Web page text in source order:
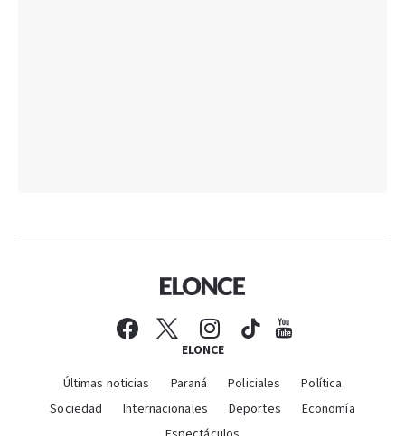
ELONCE
Últimas noticias Paraná Policiales
Política
Sociedad
Internacionales Deportes
Economía